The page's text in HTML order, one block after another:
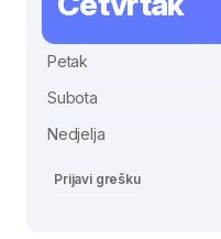
Petak
Subota
Nedjelja
Prijavi grešku